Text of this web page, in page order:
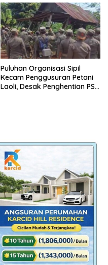
Puluhan Organisasi Sipil
Kecam Penggusuran Petani
Laoli, Desak Penghentian PSN